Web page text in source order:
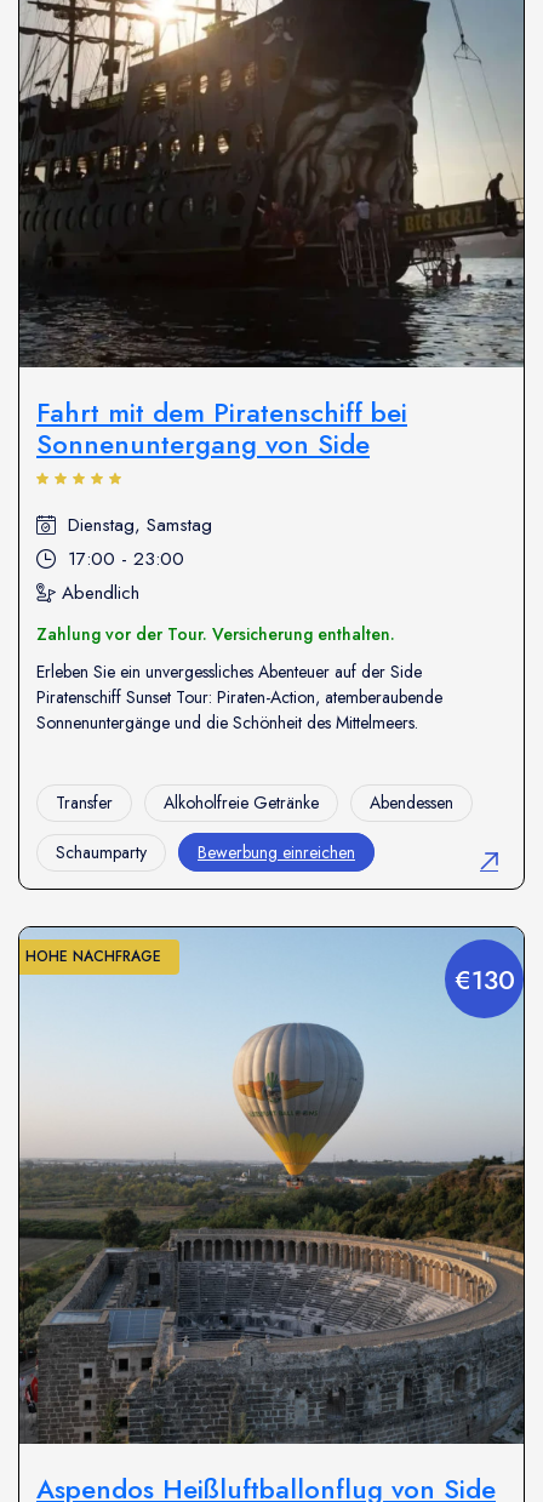
Fahrt mit dem Piratenschiff bei
Sonnenuntergang von Side
Dienstag, Samstag
17:00 - 23:00
Abendlich
Zahlung vor der Tour. Versicherung enthalten.
Erleben Sie ein unvergessliches Abenteuer auf der Side
Piratenschiff Sunset Tour: Piraten-Action, atemberaubende
Sonnenuntergänge und die Schönheit des Mittelmeers.
Transfer Alkoholfreie Getränke Abendessen
Schaumparty Bewerbung einreichen
€130
HOHE NACHFRAGE
Aspendos Heißluftballonflug von Side